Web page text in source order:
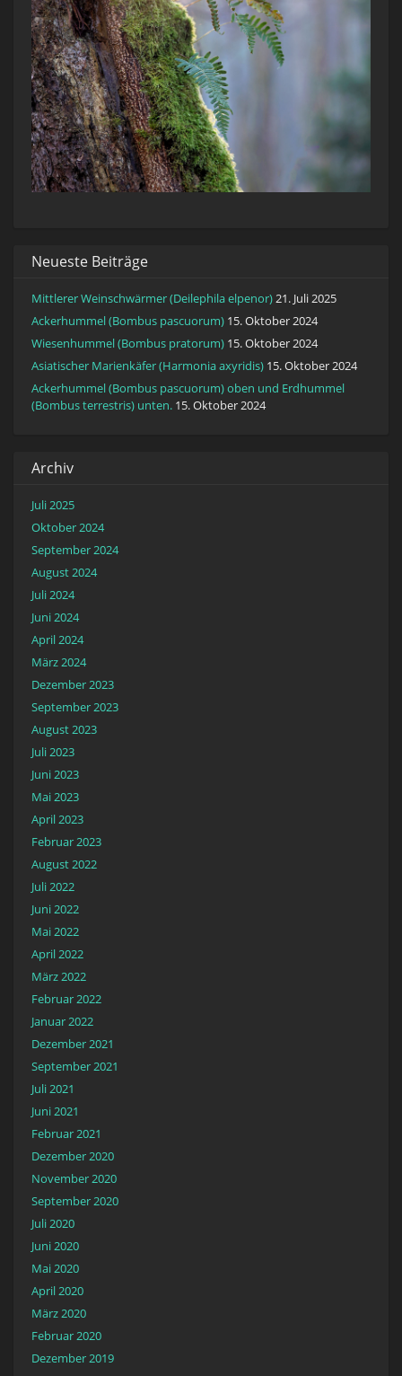
Neueste Beiträge
Mittlerer Weinschwärmer (Deilephila elpenor)21. Juli 2025
Ackerhummel (Bombus pascuorum) 15. Oktober 2024
Wiesenhummel (Bombus pratorum) 15. Oktober 2024
Asiatischer Marienkäfer (Harmonia axyridis) 15. Oktober 2024
Ackerhummel (Bombus pascuorum) oben und Erdhummel
(Bombus terrestris) unten. 15. Oktober 2024
Archiv
Juli 2025
Oktober 2024
September 2024
August 2024
Juli 2024
Juni 2024
April 2024
März 2024
Dezember 2023
September 2023
August 2023
Juli 2023
Juni 2023
Mai 2023
April 2023
Februar 2023
August 2022
Juli 2022
Juni 2022
Mai 2022
April 2022
März 2022
Februar 2022
Januar 2022
Dezember 2021
September 2021
Juli 2021
Juni 2021
Februar 2021
Dezember 2020
November 2020
September 2020
Juli 2020
Juni 2020
Mai 2020
April 2020
März 2020
Februar 2020
Dezember 2019